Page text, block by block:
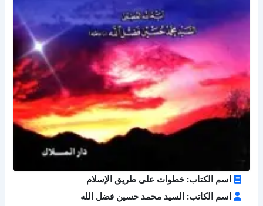
اسم الكتاب: خطوات على طريق الإسلام
اسم الكاتب: السيد محمد حسين فضل الله